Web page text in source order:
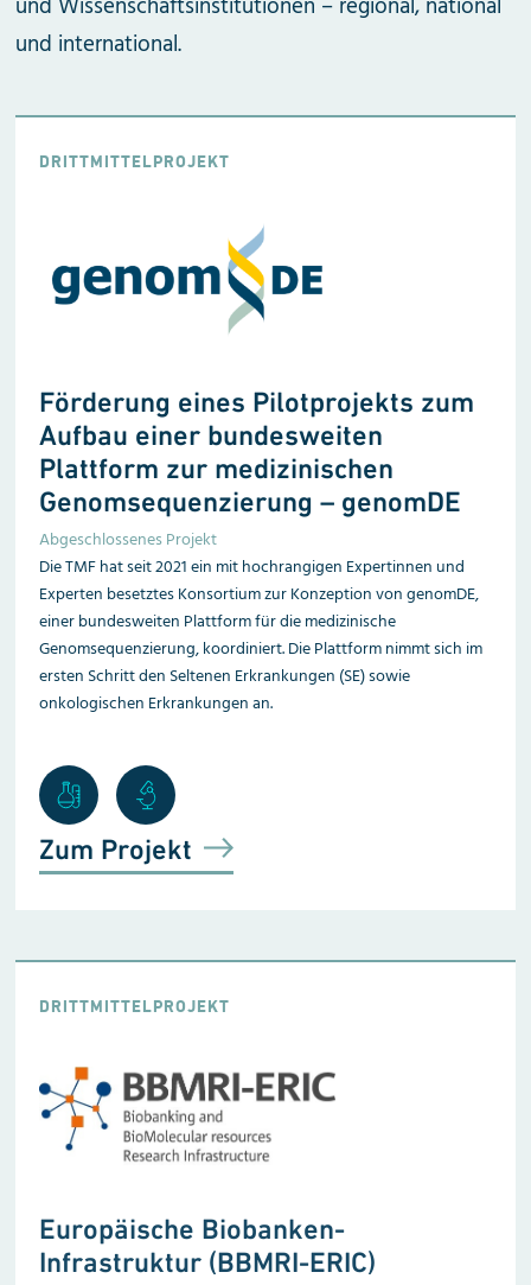
und Wissenschaftsinstitutionen – regional, national
und international.
DRITTMITTELPROJEKT
Förderung eines Pilotprojekts zum
Aufbau einer bundesweiten
Plattform zur medizinischen
Genomsequenzierung – genomDE
Abgeschlossenes Projekt
Die TMF hat seit 2021 ein mit hochrangigen Expertinnen und
Experten besetztes Konsortium zur Konzeption von genomDE,
einer bundesweiten Plattform für die medizinische
Genomsequenzierung, koordiniert. Die Plattform nimmt sich im
ersten Schritt den Seltenen Erkrankungen (SE) sowie
onkologischen Erkrankungen an.
Zum Projekt
DRITTMITTELPROJEKT
Europäische Biobanken-
Infrastruktur (BBMRI-ERIC)